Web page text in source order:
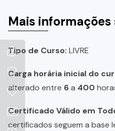
Mais
Tipo de Curso: LIVRE
Carga horária inicial do
alterado entre 6a 400
Certificado Válido em
certificados seguem a base